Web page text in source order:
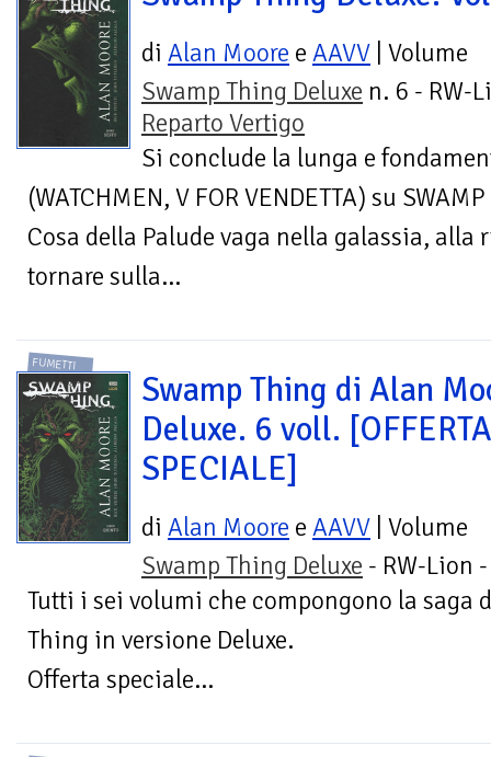
di Alan Moore e AAVV | Volume
Swamp Thing Deluxe n. 6 - RW-
Reparto Vertigo
Si conclude la lunga e
(WATCHMEN, V FOR VENDETTA) su
Cosa della Palude vaga nella galassia, alla
tornare sulla...
FUMETTI
Swamp Thing di Alan
Deluxe. 6 voll. [OFFERTA
SPECIALE]
di Alan Moore e AAVV | Volume
Swamp Thing Deluxe - RW-Lion
Tutti i sei volumi che compongono la saga
Thing in versione Deluxe.
Offerta speciale...